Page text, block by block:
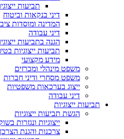
תביעות
דיני בנקאות וביטוח
המדינה ומוסדות
דיני עבודה
הגנה בתביעות
תביעות ייצוגיות
מידע מקצועי
משפט מינהלי ומכרזים
משפט מסחרי ודיני חברות
ייצוג בערכאות משפטיות
דיני עבודה
תביעות ייצוגיות
הגשת תביעות ייצוגיות
ייצוגיות ונגזרות
צרכנות והגנת הצרכן